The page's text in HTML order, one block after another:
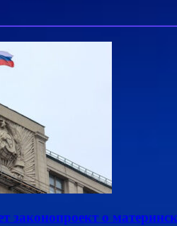
законопроект о